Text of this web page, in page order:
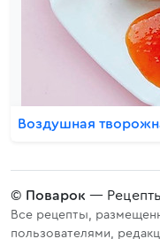
Воздушная
© Поварок —
Все рецепты,
пользователями,